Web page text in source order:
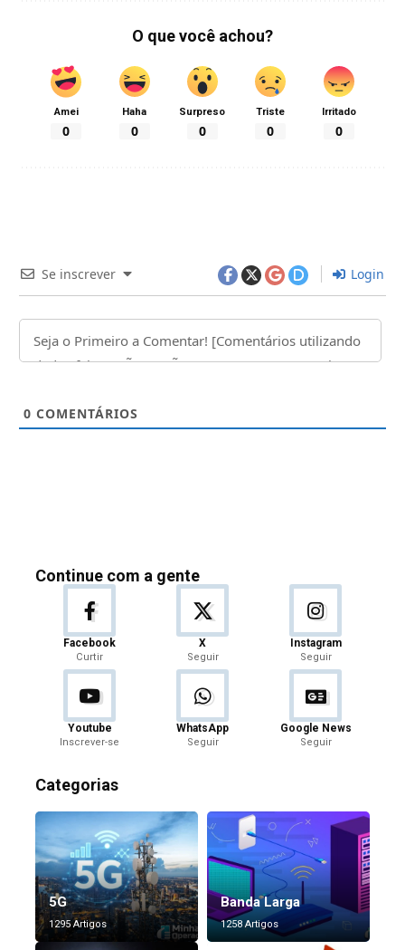
O que você achou?
Amei
0
Haha
0
Surpreso
0
Triste
0
Irritado
0
Se inscrever Login
0 COMENTÁRIOS
Continue com a gente
Facebook
Curtir
X
Seguir
Instagram
Seguir
Youtube
Inscrever-se
WhatsApp
Seguir
Google News
Seguir
Categorias
5G
1295 Artigos
Banda Larga
1258 Artigos